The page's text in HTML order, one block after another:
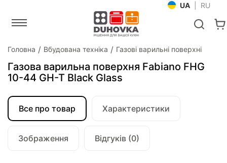
UA RU
Головна Вбудована техніка Газові варильні поверхні
Газова варильна поверхня Fabiano FHG
10-44 GH-T Black Glass
Все про товар Характеристики
Зображення Відгуків (0)